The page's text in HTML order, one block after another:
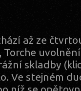
až ze
Torche
skladby
Ve stejném